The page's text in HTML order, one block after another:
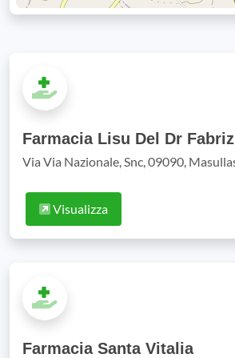
Farmacia Lisu Del Dr
Via Via Nazionale, Snc, 09090,
Visualizza
Farmacia Santa Vitalia